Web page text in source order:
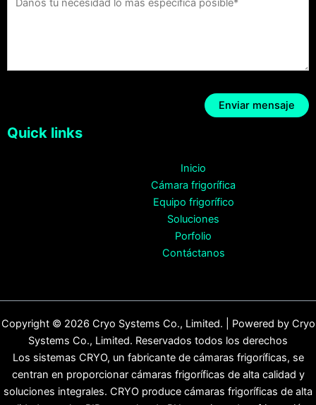
Quick links
Inicio
Cámara frigorífica
Equipo frigorífico
Soluciones
Porfolio
Contáctanos
Copyright © 2026 Cryo Systems Co., Limited. | Powered by Cryo
Systems Co., Limited. Reservados todos los derechos
Los sistemas CRYO, un fabricante de cámaras frigoríficas, se
centran en proporcionar cámaras frigoríficas de alta calidad y
soluciones integrales. CRYO produce cámaras frigoríficas de alta